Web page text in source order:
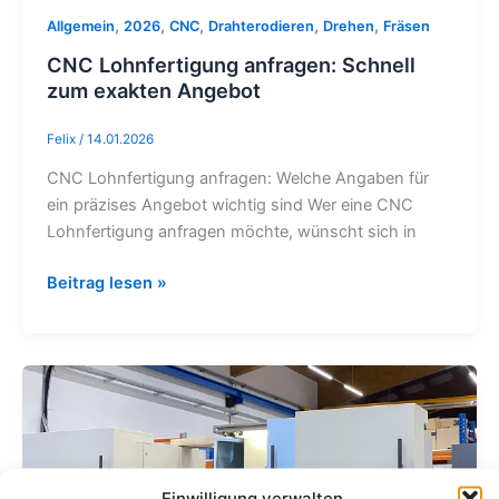
Allgemein, 2026, CNC, Drahterodieren, Drehen, Fräsen
CNC Lohnfertigung anfragen: Schnell
zum exakten Angebot
Felix / 14.01.2026
CNC Lohnfertigung anfragen: Welche Angaben für
ein präzises Angebot wichtig sind Wer eine CNC
Lohnfertigung anfragen möchte, wünscht sich in
Beitrag lesen »
Maschinenzuwachs
im
Bereich
Drahterodieren